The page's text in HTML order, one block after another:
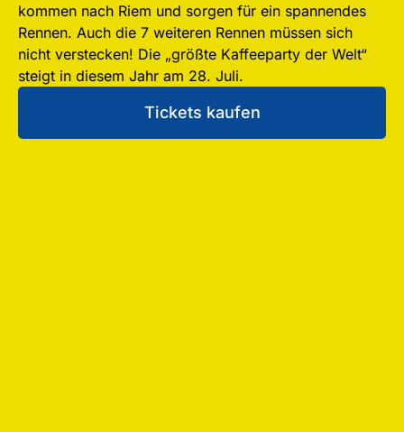
kommen nach Riem und sorgen für ein spannendes
Rennen. Auch die 7 weiteren Rennen müssen sich
nicht verstecken! Die „größte Kaffeeparty der Welt“
steigt in diesem Jahr am 28. Juli.
Tickets kaufen